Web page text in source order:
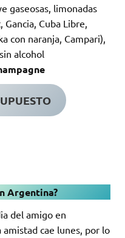
gaseosas, limonadas
Cuba Libre,
con naranja, Campari),
alcohol
Argentina?
del amigo en
cae lunes, por lo